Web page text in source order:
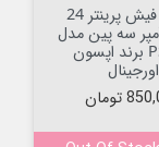
آداپتور فیش پرینتر 24
3 آمپر سه پین مدل
PS190 برند اپسون
اورجینال
تومان